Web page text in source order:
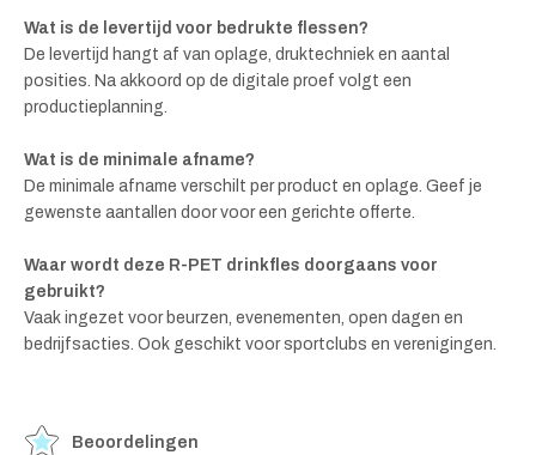
Wat is de levertijd voor bedrukte flessen?
De levertijd hangt af van oplage, druktechniek en aantal
posities. Na akkoord op de digitale proef volgt een
productieplanning.
Wat is de minimale afname?
De minimale afname verschilt per product en oplage. Geef je
gewenste aantallen door voor een gerichte offerte.
Waar wordt deze R-PET drinkfles doorgaans voor
gebruikt?
Vaak ingezet voor beurzen, evenementen, open dagen en
bedrijfsacties. Ook geschikt voor sportclubs en verenigingen.
Beoordelingen